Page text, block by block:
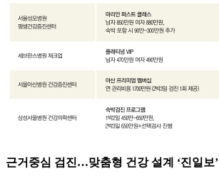
근거중심 검진…맞춤형 건강 설계 ‘진일보’